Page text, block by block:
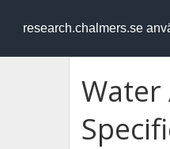
research.chalmers.se
RESEARCH
Water